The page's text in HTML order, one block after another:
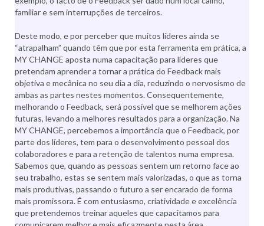
familiar e sem interrupções de terceiros.
Deste modo, e por perceber que muitos líderes ainda se
“atrapalham” quando têm que por esta ferramenta em prática, a
MY CHANGE aposta numa capacitação para líderes que
pretendam aprender a tornar a prática do Feedback mais
objetiva e mecânica no seu dia a dia, reduzindo o nervosismo de
ambas as partes nestes momentos. Consequentemente,
melhorando o Feedback, será possível que se melhorem ações
futuras, levando a melhores resultados para a organização. Na
MY CHANGE, percebemos a importância que o Feedback, por
parte dos líderes, tem para o desenvolvimento pessoal dos
colaboradores e para a retenção de talentos numa empresa.
Sabemos que, quando as pessoas sentem um retorno face ao
seu trabalho, estas se sentem mais valorizadas, o que as torna
mais produtivas, passando o futuro a ser encarado de forma
mais promissora. É com entusiasmo, criatividade e excelência
que pretendemos treinar aqueles que capacitamos para